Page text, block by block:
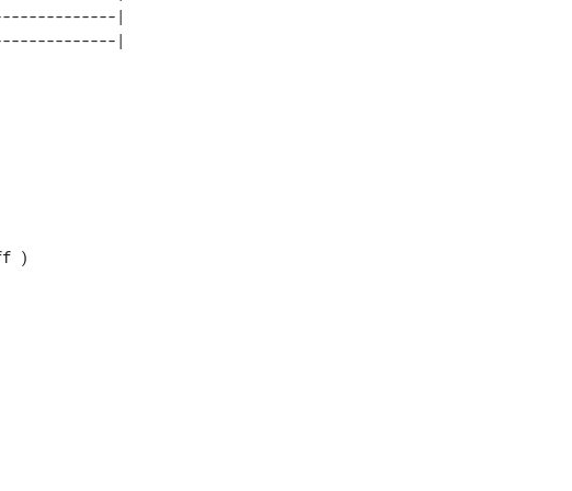
|
)